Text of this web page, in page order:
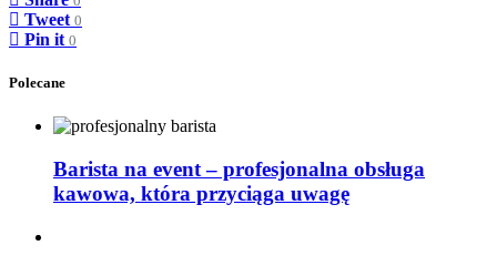
Tweet 0
Pin it 0
Polecane
Barista na event – profesjonalna obsługa
kawowa, która przyciąga uwagę